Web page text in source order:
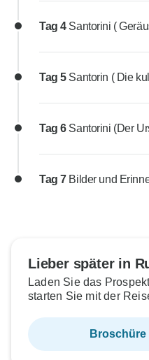
Tag 4 Santorini (
Tag 5 Santorin ( Die
Tag 6 Santorini (Der
Tag 7 Bilder und
Lieber später in
Laden Sie das
starten Sie mit der